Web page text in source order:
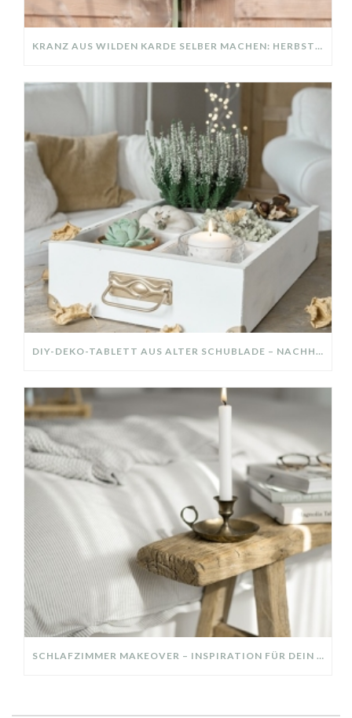
KRANZ AUS WILDEN KARDE SELBER MACHEN: HERBSTDEKO GANZ EINFACH
DIY-DEKO-TABLETT AUS ALTER SCHUBLADE – NACHHALTIGE HERBSTDEKO SELBER MACHEN!
SCHLAFZIMMER MAKEOVER – INSPIRATION FÜR DEIN SCHLAFZIMMER: AUS ALT MACH NEU – HELL, GEMÜTLICH UND EINLADEND